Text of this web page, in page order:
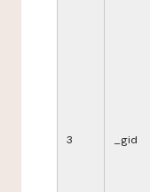
3 _gid